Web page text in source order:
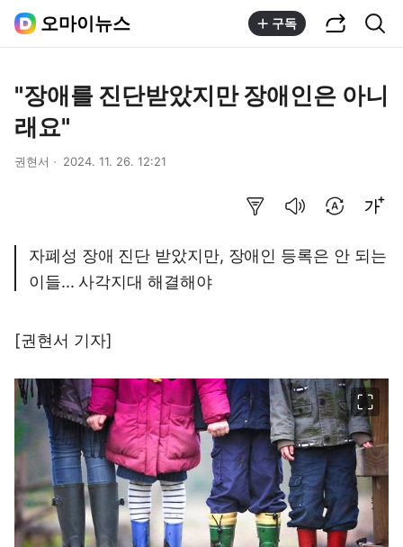
오마이뉴스 구독
"장애를 진단받았지만 장애인은 아니
래요"
권현서 2024. 11. 26. 12:21
자폐성 장애 진단 받았지만, 장애인 등록은 안 되는
이들... 사각지대 해결해야
[권현서 기자]